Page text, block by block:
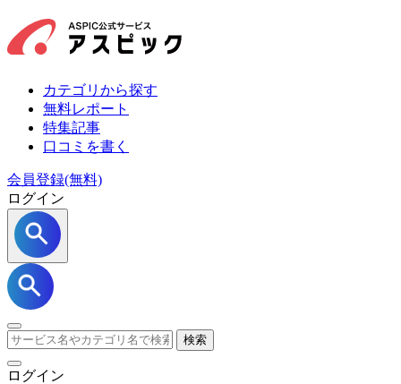
カテゴリから探す
無料レポート
特集記事
口コミを書く
会員登録(無料)
ログイン
検索
ログイン